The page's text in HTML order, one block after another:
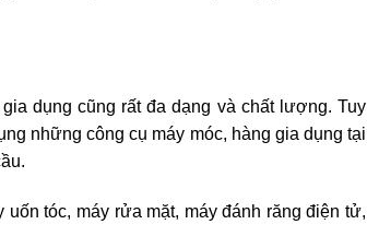
dụng cũng rất đa dạng và chất lượng. Tuy
những công cụ máy móc, hàng gia dụng tại
tóc, máy rửa mặt, máy đánh răng điện tử,